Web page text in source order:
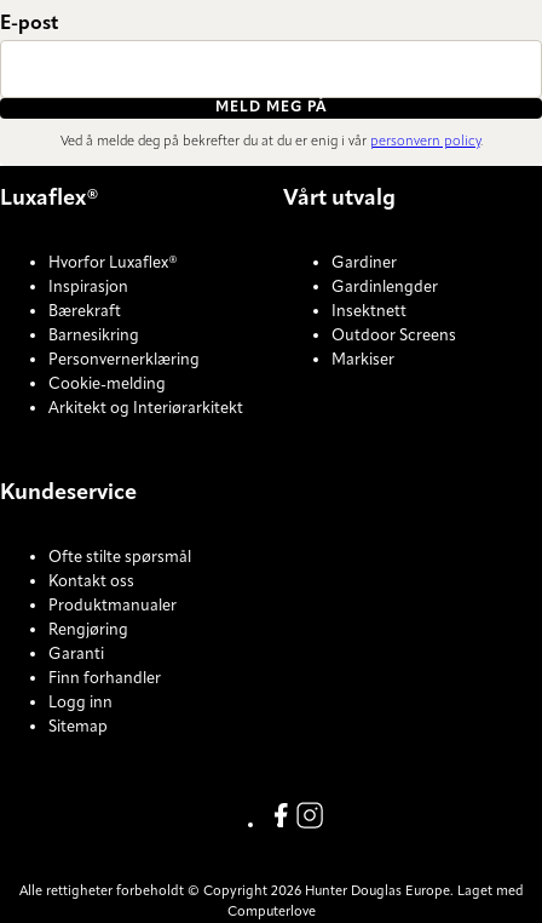
E-post
MELD MEG PÅ
Ved å melde deg på bekrefter du at du er enig i vår personvern policy.
Luxaflex®
Hvorfor Luxaflex®
Inspirasjon
Bærekraft
Barnesikring
Personvernerklæring
Cookie-melding
Arkitekt og Interiørarkitekt
Vårt utvalg
Gardiner
Gardinlengder
Insektnett
Outdoor Screens
Markiser
Kundeservice
Ofte stilte spørsmål
Kontakt oss
Produktmanualer
Rengjøring
Garanti
Finn forhandler
Logg inn
Sitemap
Facebook
Instagram
Alle rettigheter forbeholdt © Copyright 2026 Hunter Douglas Europe. Laget med
Computerlove